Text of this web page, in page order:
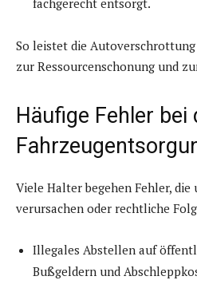
fachgerecht entsorgt.
So leistet die
zur Ressourcenschonung und
Häufige Fehler bei
Viele Halter begehen Fehler,
verursachen oder rechtliche
Illegales Abstellen auf
Bußgeldern und